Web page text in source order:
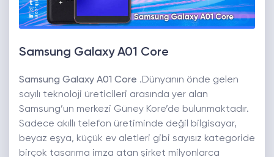
Samsung Galaxy A01 Core
Samsung Galaxy A01 Core .Dünyanın önde gelen
sayılı teknoloji üreticileri arasında yer alan
Samsung’un merkezi Güney Kore’de bulunmaktadır.
Sadece akıllı telefon üretiminde değil bilgisayar,
beyaz eşya, küçük ev aletleri gibi sayısız kategoride
birçok tasarıma imza atan şirket milyonlarca